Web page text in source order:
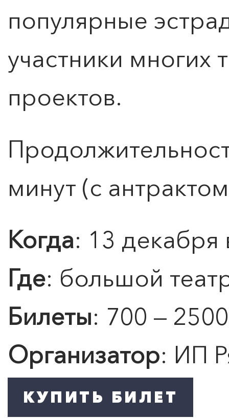
ПОИСК ПО МЕРОПРИЯТИЯМ
популярные
участники многих
проектов.
минут (с
Когда: 13 декабря
Где: большой
Билеты: 700 —
Организатор: ИП
ЧТО ЗНАЕТ О ЛЮБВИ
ЛЮБОВЬ… Концерт Анны